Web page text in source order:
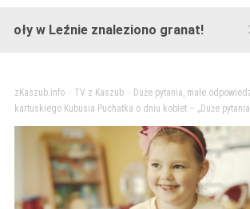
znaleziono granat! 2 lata
zKaszub.info> TV z Kaszub> Duże pytania, małe
kartuskiego Kubusia Puchatka o dniu kobiet – „Duże